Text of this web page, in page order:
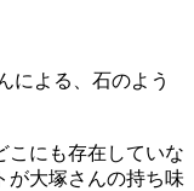
による、石のよう
こにも存在していな
大塚さんの持ち味